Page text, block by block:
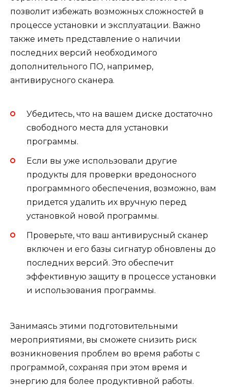
позволит избежать возможных сложностей в
процессе установки и эксплуатации. Важно
также иметь представление о наличии
последних версий необходимого
дополнительного ПО, например,
антивирусного сканера.
Убедитесь, что на вашем диске достаточно
свободного места для установки
программы.
Если вы уже использовали другие
продукты для проверки вредоносного
программного обеспечения, возможно, вам
придется удалить их вручную перед
установкой новой программы.
Проверьте, что ваш антивирусный сканер
включен и его базы сигнатур обновлены до
последних версий. Это обеспечит
эффективную защиту в процессе установки
и использования программы.
Занимаясь этими подготовительными
мероприятиями, вы сможете снизить риск
возникновения проблем во время работы с
программой, сохраняя при этом время и
энергию для более продуктивной работы.